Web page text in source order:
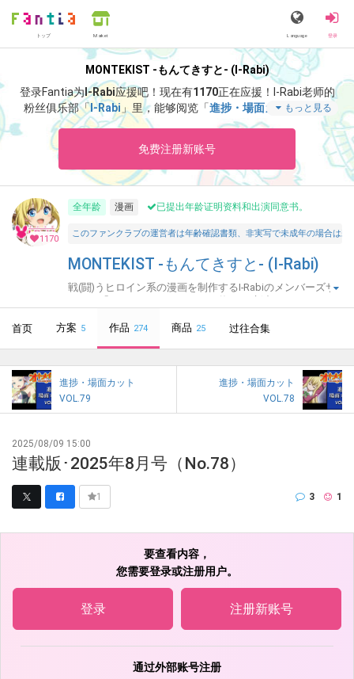
トップ Market Language 登录
MONTEKIST -もんてきすと- (I-Rabi)
登录Fantia为I-Rabi应援吧！ 现在有1170正在应援！
I-Rabi老师的
粉丝俱乐部「I-Rabi 」里，能够阅览「進捗・場面カット VOL.9
0 」等特别内容。
もっと見る
免费注册新账号
1170
全年龄 漫画 已提出年龄证明资料和出演同意书。
このファンクラブの運営者は年齢確認書類、非実写で未成年の場合は
MONTEKIST -もんてきすと- (I-Rabi)
戦(闘)うヒロイン系の漫画を制作するI-Rabiのメンバーズサ
首页 方案 5 作品 274 商品 25 过往合集
進捗・場面カット
VOL.79
進捗・場面カット
VOL.78
2025/08/09 15:00
連載版･2025年8月号（No.78）
1 3 1
要查看内容，
您需要登录或注册用户。
登录 注册新账号
通过外部账号注册